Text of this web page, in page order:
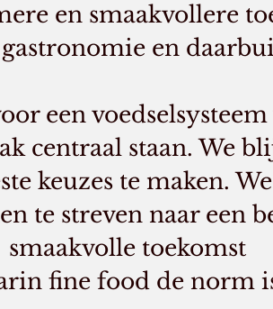
en smaakvollere
en
een
centraal staan. We
keuzes te maken.
te streven naar een
smaakvolle toekomst
fine food de norm